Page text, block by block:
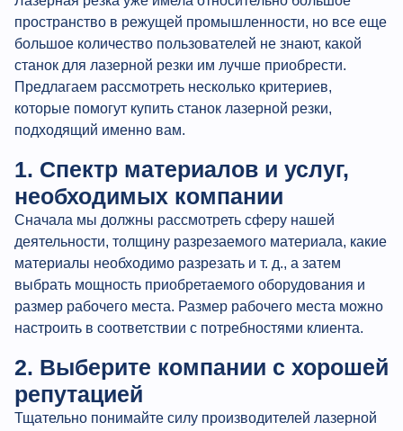
пространство в режущей промышленности, но все еще
большое количество пользователей не знают, какой
станок для лазерной резки им лучше приобрести.
Предлагаем рассмотреть несколько критериев,
которые помогут купить станок лазерной резки,
подходящий именно вам.
1. Спектр материалов и услуг,
необходимых компании
Сначала мы должны рассмотреть сферу нашей
деятельности, толщину разрезаемого материала, какие
материалы необходимо разрезать и т. д., а затем
выбрать мощность приобретаемого оборудования и
размер рабочего места. Размер рабочего места можно
настроить в соответствии с потребностями клиента.
2. Выберите компании с хорошей
репутацией
Тщательно понимайте силу производителей лазерной